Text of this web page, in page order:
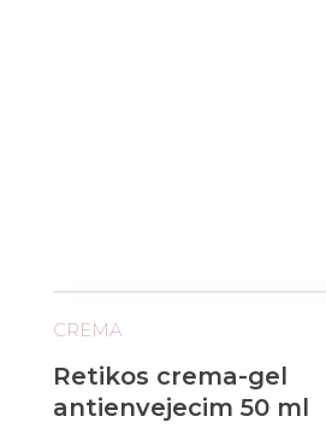
CREMA
Retikos crema-gel
antienvejecim 50 ml